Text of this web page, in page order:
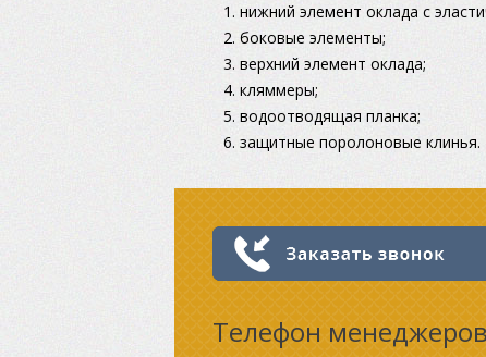
нижний элемент оклада с
боковые элементы;
верхний элемент оклада;
кляммеры;
водоотводящая планка;
защитные поролоновые клинья.
Телефон